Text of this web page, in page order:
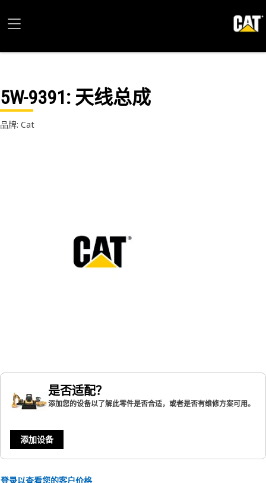
5W-9391: 天线总成
品牌: Cat
是否适配？
添加您的设备以了解此零件是否合适，或者是否有维修方案可用。
添加设备
登录以查看您的客户价格